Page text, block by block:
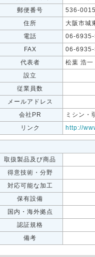
郵便番号
536-
住所
大阪市城
電話
06-
FAX
06-
代表者
松葉 浩一
設立
従業員数
メールアドレス
会社PR
ミシン・
リンク
http://
取扱製品及び商品
得意技術・分野
対応可能な加工
保有設備
国内・海外拠点
認証規格
備考